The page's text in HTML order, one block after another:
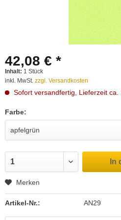
42,08 € *
Inhalt: 1 Stück
inkl. MwSt. zzgl. Versandkosten
Sofort versandfertig, Lieferzeit ca.
Farbe:
In
Merken
Artikel-Nr.: AN29